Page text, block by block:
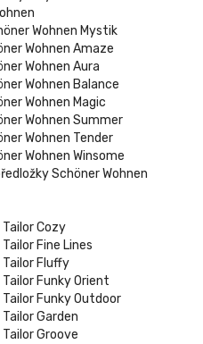
Wohnen Mystik
Wohnen Amaze
Wohnen Aura
Wohnen Balance
Wohnen Magic
Wohnen Summer
Wohnen Tender
Wohnen Winsome
Schöner Wohnen
Cozy
Fine Lines
Tailor Fluffy
Funky Orient
Tailor Funky Outdoor
Garden
Groove